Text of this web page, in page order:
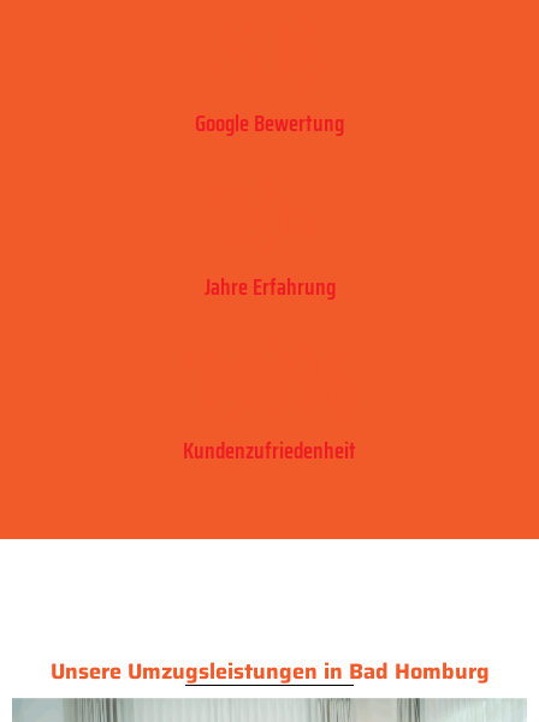
Google Bewertung
Jahre Erfahrung
Kundenzufriedenheit
Unsere Umzugsleistungen in Bad Homburg